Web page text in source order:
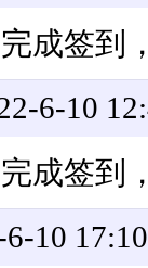
成签到
6-10
成签到
10